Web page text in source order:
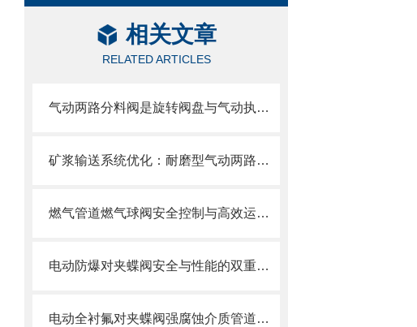
相关文章
RELATED ARTICLES
气动两路分料阀是旋转阀盘与气动执行器的“智能分流密码”
矿浆输送系统优化：耐磨型气动两路分料阀的应用实践
燃气管道燃气球阀安全控制与高效运行的“核心开关”
电动防爆对夹蝶阀安全与性能的双重防线，选型要求全解析
电动全衬氟对夹蝶阀强腐蚀介质管道的可靠卫士